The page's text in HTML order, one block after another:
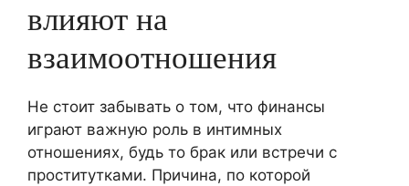
влияют на
взаимоотношения
Не стоит забывать о том, что финансы
играют важную роль в интимных
отношениях, будь то брак или встречи с
проститутками. Причина, по которой